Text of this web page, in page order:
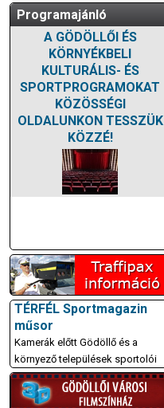
Programajánló
A GÖDÖLLŐI ÉS
KÖRNYÉKBELI
KULTURÁLIS- ÉS
SPORTPROGRAMOKAT
KÖZÖSSÉGI
OLDALUNKON TESSZÜK
KÖZZÉ!
TÉRFÉL Sportmagazin
műsor
Kamerák előtt Gödöllő és a
környező települések sportolói